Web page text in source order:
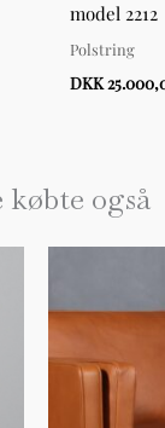
model 2212
Polstring
DKK
også